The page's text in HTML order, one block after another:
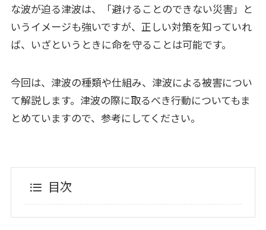
な波が迫る津波は、「避けることのできない災害」と
いうイメージも強いですが、正しい対策を知っていれ
ば、いざというときに命を守ることは可能です。
今回は、津波の種類や仕組み、津波による被害につい
て解説します。津波の際に取るべき行動についてもま
とめていますので、参考にしてください。
目次